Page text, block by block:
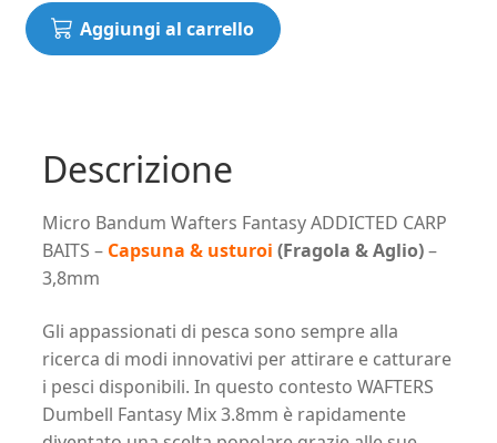
Micro
Bandum
CARP
BAITS
Capsuna
usturoi
(Fragola
Aglio)
3,8mm
Aggiungi al carrello
Descrizione
Micro Bandum Wafters Fantasy ADDICTED CARP
BAITS – Capsuna & usturoi (Fragola & Aglio)–
3,8mm
Gli appassionati di pesca sono sempre alla
ricerca di modi innovativi per attirare e catturare
i pesci disponibili. In questo contesto WAFTERS
Dumbell Fantasy Mix 3.8mm è rapidamente